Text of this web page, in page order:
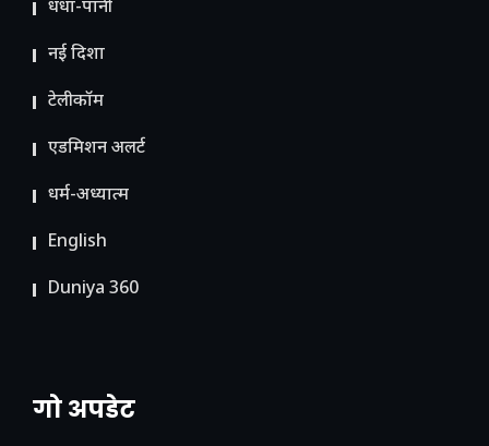
धंधा-पानी
नई दिशा
टेलीकॉम
ए​डमिशन अलर्ट
धर्म-अध्यात्म
English
Duniya 360
गो अपडेट